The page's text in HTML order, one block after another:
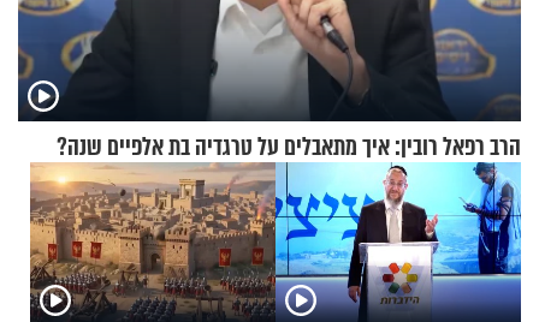
הרב רפאל רובין: איך מתאבלים על טרגדיה בת אלפיים שנה?